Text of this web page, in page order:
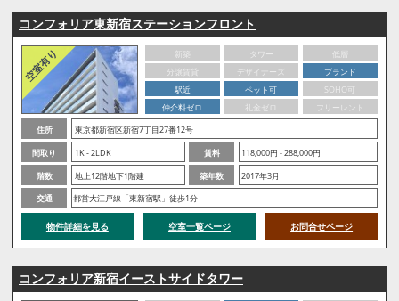
コンフォリア東新宿ステーションフロント
新築 タワー
低層
分譲賃貸
デザイナーズ
ブランド
駅近
ペット可
SOHO可
仲介料ゼロ
礼金ゼロ
フリーレント
住所
東京都新宿区新宿7丁目27番12号
間取り
1K - 2LDK 賃料
118,000円 - 288,000円
階数
地上12階地下1階建 築年数
2017年3月
交通
都営大江戸線「東新宿駅」徒歩1分
物件詳細を見る 空室一覧ページ お問合せページ
コンフォリア新宿イーストサイドタワー